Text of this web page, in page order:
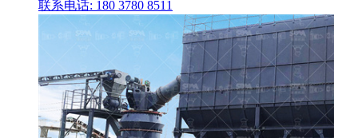
联系电话: 180 3780 8511